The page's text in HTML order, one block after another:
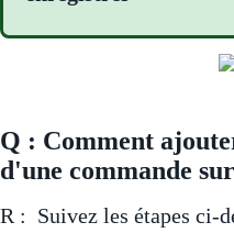
Q : Comment
d'une commande
R : Suivez les étapes ci-